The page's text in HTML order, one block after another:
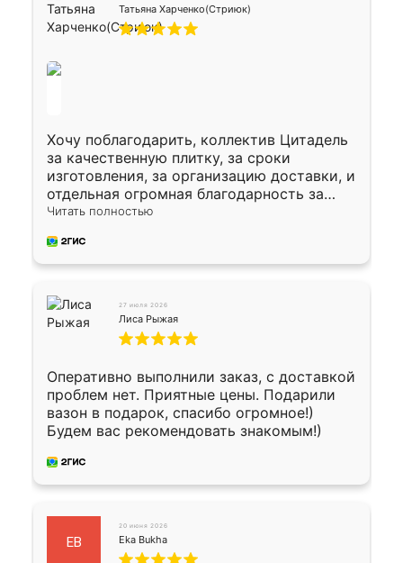
Татьяна Харченко(Стриюк)
Хочу поблагодарить, коллектив Цитадель
за качественную плитку, за сроки
изготовления, за организацию доставки, и
отдельная огромная благодарность за
укладку плитки Оганесу, за два дня 70 кв,
Читать полностью
27 июля 2026
Лиса Рыжая
Оперативно выполнили заказ, с доставкой
проблем нет. Приятные цены. Подарили
вазон в подарок, спасибо огромное!)
Будем вас рекомендовать знакомым!)
EB
20 июня 2026
Eka Bukha